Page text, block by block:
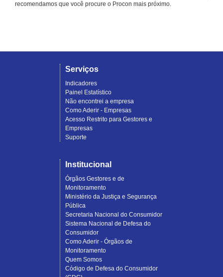
recomendamos que você procure o Procon mais próximo.
Serviços
Indicadores
Painel Estatístico
Não encontrei a empresa
Como Aderir - Empresas
Acesso Restrito para Gestores e
Empresas
Suporte
Institucional
Órgãos Gestores e de
Monitoramento
Ministério da Justiça e Segurança
Pública
Secretaria Nacional do Consumidor
Sistema Nacional de Defesa do
Consumidor
Como Aderir - Órgãos de
Monitoramento
Quem Somos
Código de Defesa do Consumidor